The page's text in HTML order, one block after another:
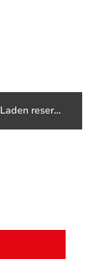
reservieren
Wert